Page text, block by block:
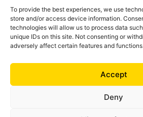
To provide the best experiences, we use
store and/or access device information.
technologies will allow us to process data
unique IDs on this site. Not consenting or
adversely affect certain features and
Accept
Deny
100%